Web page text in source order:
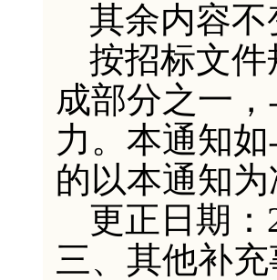
其余内容不
按招标文件
成部分之一，
力。本通知如
的以本通知
更正日期：
三、其他补